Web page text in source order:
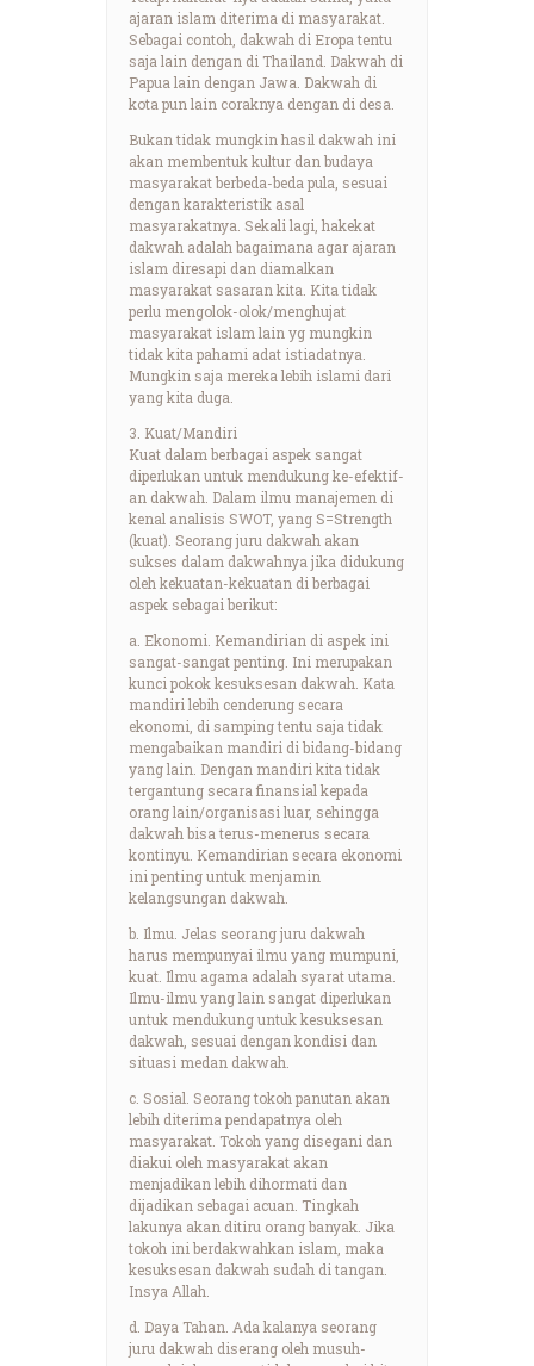
ajaran islam diterima di masyarakat.
Sebagai contoh, dakwah di Eropa tentu
saja lain dengan di Thailand. Dakwah di
Papua lain dengan Jawa. Dakwah di
kota pun lain coraknya dengan di desa.
Bukan tidak mungkin hasil dakwah ini
akan membentuk kultur dan budaya
masyarakat berbeda-beda pula, sesuai
dengan karakteristik asal
masyarakatnya. Sekali lagi, hakekat
dakwah adalah bagaimana agar ajaran
islam diresapi dan diamalkan
masyarakat sasaran kita. Kita tidak
perlu mengolok-olok/menghujat
masyarakat islam lain yg mungkin
tidak kita pahami adat istiadatnya.
Mungkin saja mereka lebih islami dari
yang kita duga.
3. Kuat/Mandiri
Kuat dalam berbagai aspek sangat
diperlukan untuk mendukung ke-efektif-
an dakwah. Dalam ilmu manajemen di
kenal analisis SWOT, yang S=Strength
(kuat). Seorang juru dakwah akan
sukses dalam dakwahnya jika didukung
oleh kekuatan-kekuatan di berbagai
aspek sebagai berikut:
a. Ekonomi. Kemandirian di aspek ini
sangat-sangat penting. Ini merupakan
kunci pokok kesuksesan dakwah. Kata
mandiri lebih cenderung secara
ekonomi, di samping tentu saja tidak
mengabaikan mandiri di bidang-bidang
yang lain. Dengan mandiri kita tidak
tergantung secara finansial kepada
orang lain/organisasi luar, sehingga
dakwah bisa terus-menerus secara
kontinyu. Kemandirian secara ekonomi
ini penting untuk menjamin
kelangsungan dakwah.
b. Ilmu. Jelas seorang juru dakwah
harus mempunyai ilmu yang mumpuni,
kuat. Ilmu agama adalah syarat utama.
Ilmu-ilmu yang lain sangat diperlukan
untuk mendukung untuk kesuksesan
dakwah, sesuai dengan kondisi dan
situasi medan dakwah.
c. Sosial. Seorang tokoh panutan akan
lebih diterima pendapatnya oleh
masyarakat. Tokoh yang disegani dan
diakui oleh masyarakat akan
menjadikan lebih dihormati dan
dijadikan sebagai acuan. Tingkah
lakunya akan ditiru orang banyak. Jika
tokoh ini berdakwahkan islam, maka
kesuksesan dakwah sudah di tangan.
Insya Allah.
d. Daya Tahan. Ada kalanya seorang
juru dakwah diserang oleh musuh-